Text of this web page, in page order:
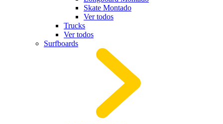
Skate Montado
Ver todos
Trucks
Ver todos
Surfboards